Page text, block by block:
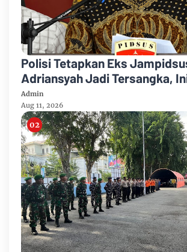
Polisi Tetapkan Eks
Adriansyah Jadi Tersangka,
Admin
Aug 11, 2026